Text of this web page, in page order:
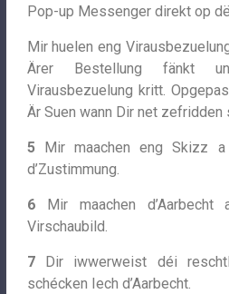
Pop-up Messenger direkt op
Mir huelen eng
Ärer Bestellung fänkt
Virausbezuelung kritt.
Är Suen wann Dir net zefridden
5Mir maachen eng Skizz
d’Zustimmung.
6Mir maachen d’Aarbecht
Virschaubild.
7Dir iwwerweist déi
schécken Iech d’Aarbecht.